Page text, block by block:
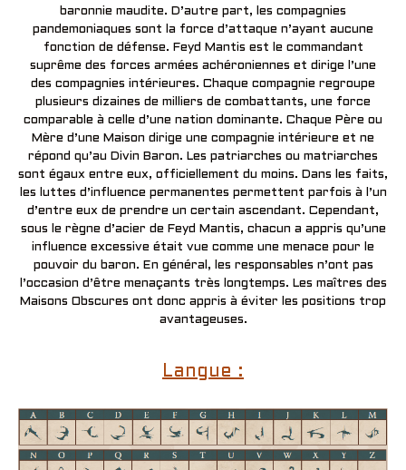
baronnie maudite. D’autre part, les compagnies
pandemoniaques sont la force d’attaque n’ayant aucune
fonction de défense. Feyd Mantis est le commandant
suprême des forces armées achéroniennes et dirige l’une
des compagnies intérieures. Chaque compagnie regroupe
plusieurs dizaines de milliers de combattants, une force
comparable à celle d’une nation dominante. Chaque Père ou
Mère d’une Maison dirige une compagnie intérieure et ne
répond qu’au Divin Baron. Les patriarches ou matriarches
sont égaux entre eux, officiellement du moins. Dans les faits,
les luttes d’influence permanentes permettent parfois à l’un
d’entre eux de prendre un certain ascendant. Cependant,
sous le règne d’acier de Feyd Mantis, chacun a appris qu’une
influence excessive était vue comme une menace pour le
pouvoir du baron. En général, les responsables n’ont pas
l’occasion d’être menaçants très longtemps. Les maîtres des
Maisons Obscures ont donc appris à éviter les positions trop
avantageuses.
Langue :